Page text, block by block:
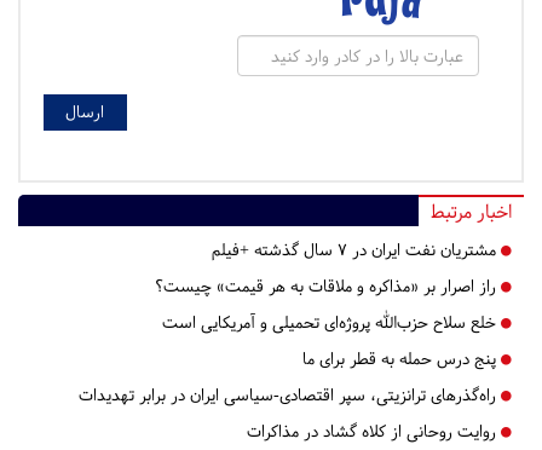
اخبار مرتبط
مشتریان نفت ایران در ۷ سال گذشته +فیلم
راز اصرار بر «مذاکره و ملاقات به هر قیمت» چیست؟
خلع سلاح حزب‌الله پروژه‌ای تحمیلی و آمریکایی است
پنج درس‌ حمله به قطر برای ما
راه‌گذرهای ترانزیتی، سپر اقتصادی-سیاسی ایران در برابر تهدیدات
روایت روحانی از کلاه گشاد در مذاکرات